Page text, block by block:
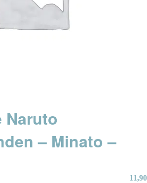
Naruto
– Minato –
11,90